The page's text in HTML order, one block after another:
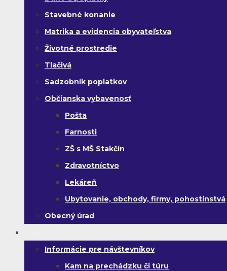
Stavebné konanie
Matrika a evidencia obyvateľstva
Životné prostredie
Tlačivá
Sadzobník poplatkov
Občianska vybavenosť
Pošta
Farnosti
ZŠ s MŠ Stakčín
Zdravotníctvo
Lekáreň
Ubytovanie, obchody, firmy, pohostinstvá
Obecný úrad
Informácie pre návštevníkov
Kam na prechádzku či túru